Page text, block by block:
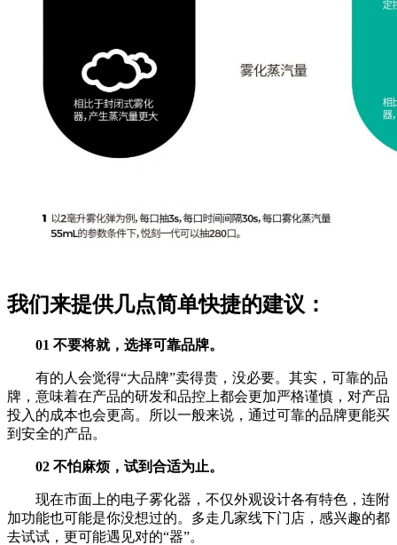
我们来提供几点简单快捷的建议：
01 不要将就，选择可靠品牌。
有的人会觉得“大品牌”卖得贵，没必要。其实，可靠的品
牌，意味着在产品的研发和品控上都会更加严格谨慎，对产品
投入的成本也会更高。所以一般来说，通过可靠的品牌更能买
到安全的产品。
02 不怕麻烦，试到合适为止。
现在市面上的电子雾化器，不仅外观设计各有特色，连附
加功能也可能是你没想过的。多走几家线下门店，感兴趣的都
去试试，更可能遇见对的“器”。